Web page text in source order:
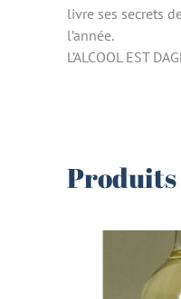
livre ses secrets
l’année.
L’ALCOOL EST